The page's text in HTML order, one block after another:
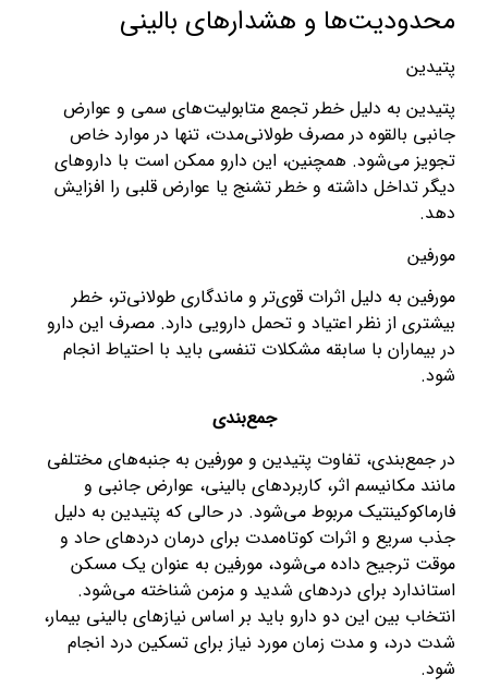
محدودیت‌ها و هشدارهای بالینی
پتیدین
پتیدین به دلیل خطر تجمع متابولیت‌های سمی و عوارض
جانبی بالقوه در مصرف طولانی‌مدت، تنها در موارد خاص
تجویز می‌شود. همچنین، این دارو ممکن است با داروهای
دیگر تداخل داشته و خطر تشنج یا عوارض قلبی را افزایش
دهد.
مورفین
مورفین به دلیل اثرات قوی‌تر و ماندگاری طولانی‌تر، خطر
بیشتری از نظر اعتیاد و تحمل دارویی دارد. مصرف این دارو
در بیماران با سابقه مشکلات تنفسی باید با احتیاط انجام
شود.
جمع‌بندی
در جمع‌بندی، تفاوت پتیدین و مورفین به جنبه‌های مختلفی
مانند مکانیسم اثر، کاربردهای بالینی، عوارض جانبی و
فارماکوکینتیک مربوط می‌شود. در حالی که پتیدین به دلیل
جذب سریع و اثرات کوتاه‌مدت برای درمان دردهای حاد و
موقت ترجیح داده می‌شود، مورفین به عنوان یک مسکن
استاندارد برای دردهای شدید و مزمن شناخته می‌شود.
انتخاب بین این دو دارو باید بر اساس نیازهای بالینی بیمار،
شدت درد، و مدت زمان مورد نیاز برای تسکین درد انجام
شود.